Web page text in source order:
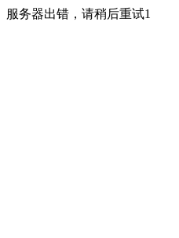
服务器出错，请稍后重试1